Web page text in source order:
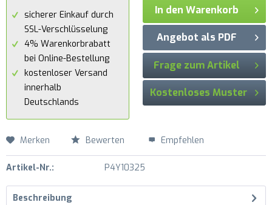
sicherer Einkauf durch
SSL-Verschlüsselung
4% Warenkorbrabatt
bei Online-Bestellung
kostenloser Versand
innerhalb
Deutschlands
In den Warenkorb
Angebot als PDF
Frage zum Artikel
Kostenloses Muster
Merken Bewerten Empfehlen
Artikel-Nr.: P4Y10325
Beschreibung